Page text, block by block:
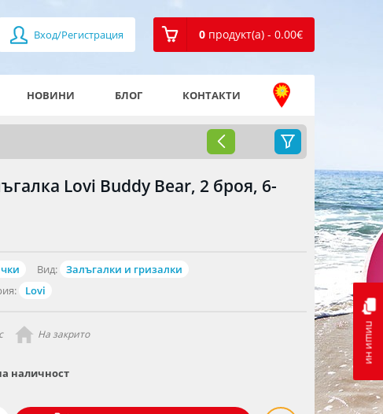
Вход/Регистрация 0 продукт(а) - 0.00€
пиши ни
НОВИНИ БЛОГ КОНТАКТИ
Lovi Buddy Bear, 2 броя, 6-
Вид:
Залъгалки и гризалки
Lovi
На закрито
наличност